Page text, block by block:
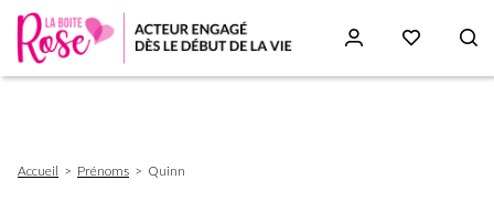
d'Ariane
Accueil Prénoms Quinn